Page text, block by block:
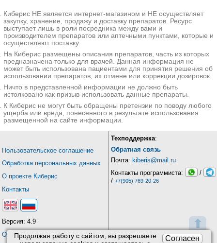
⬆
Согласен
Продолжая работу с сайтом, вы разрешаете
Киберис НЕ является интернет-магазином и НЕ осуществляет
закупку, хранение, продажу и доставку препаратов. Ресурс
выступает лишь в роли посредника между вами и
производителем препаратов или аптечными пунктами, которые и
осуществляют поставку.
На Киберис размещены описания препаратов, часть из которых
предназначена только для врачей. Данная информация не
может быть использована пациентами для принятия решения об
использовании препаратов, их отмене или коррекции дозировок.
Ничто в представленной информации не должно быть
истолковано как призыв использовать данные препараты.
К Киберис не могут быть обращены претензии по поводу любого
ущерба или вреда, понесенного в результате использования
размещенной на сайте информации.
Пользовательское соглашение
Обработка персональных данных
О проекте Киберис
Контакты
Версия: 4.9
Обновления
Техподдержка:
Обратная связь
Почта: kiberis@mail.ru
Контакты программиста:
/
/ +7(905) 769-20-26